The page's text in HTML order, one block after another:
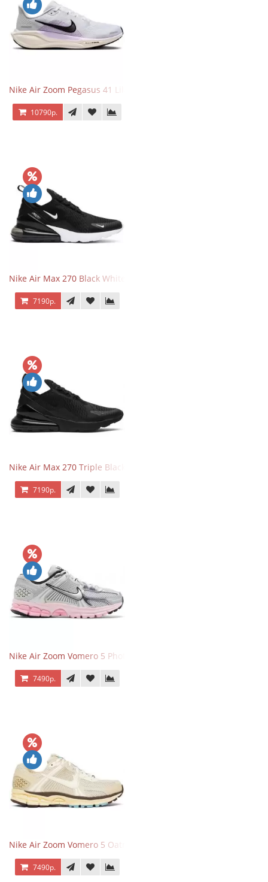
Nike Air Zoom Pegasus 41 Lilac Bloom
10790р.
Nike Air Max 270 Black White
7190р.
Nike Air Max 270 Triple Black
7190р.
Nike Air Zoom Vomero 5 Photon Dust Pink Foam
7490р.
Nike Air Zoom Vomero 5 Oatmeal
7490р.